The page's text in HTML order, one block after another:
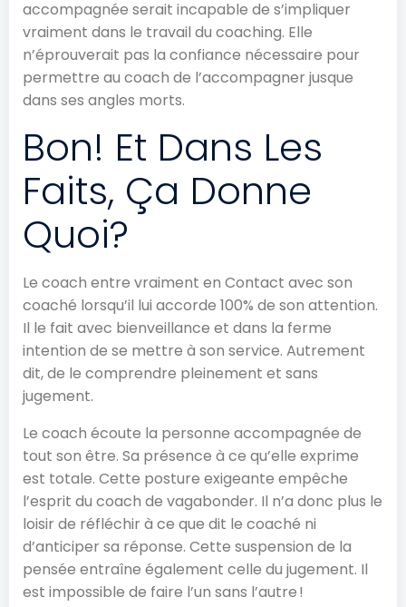
accompagnée serait incapable de s’impliquer
vraiment dans le travail du coaching. Elle
n’éprouverait pas la confiance nécessaire pour
permettre au coach de l’accompagner jusque
dans ses angles morts.
Bon! Et Dans Les
Faits, Ça Donne
Quoi?
Le coach entre vraiment en Contact avec son
coaché lorsqu’il lui accorde 100% de son attention.
Il le fait avec bienveillance et dans la ferme
intention de se mettre à son service. Autrement
dit, de le comprendre pleinement et sans
jugement.
Le coach écoute la personne accompagnée de
tout son être. Sa présence à ce qu’elle exprime
est totale. Cette posture exigeante empêche
l’esprit du coach de vagabonder. Il n’a donc plus le
loisir de réfléchir à ce que dit le coaché ni
d’anticiper sa réponse. Cette suspension de la
pensée entraîne également celle du jugement. Il
est impossible de faire l’un sans l’autre !